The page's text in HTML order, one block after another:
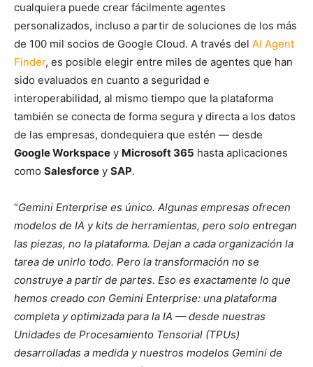
cualquiera puede crear fácilmente agentes
personalizados, incluso a partir de soluciones de los más
de 100 mil socios de Google Cloud. A través del AI Agent
Finder, es posible elegir entre miles de agentes que han
sido evaluados en cuanto a seguridad e
interoperabilidad, al mismo tiempo que la plataforma
también se conecta de forma segura y directa a los datos
de las empresas, dondequiera que estén — desde
Google Workspace y Microsoft 365 hasta aplicaciones
como Salesforce y SAP.
“Gemini Enterprise es único. Algunas empresas ofrecen
modelos de IA y kits de herramientas, pero solo entregan
las piezas, no la plataforma. Dejan a cada organización la
tarea de unirlo todo. Pero la transformación no se
construye a partir de partes. Eso es exactamente lo que
hemos creado con Gemini Enterprise: una plataforma
completa y optimizada para la IA — desde nuestras
Unidades de Procesamiento Tensorial (TPUs)
desarrolladas a medida y nuestros modelos Gemini de